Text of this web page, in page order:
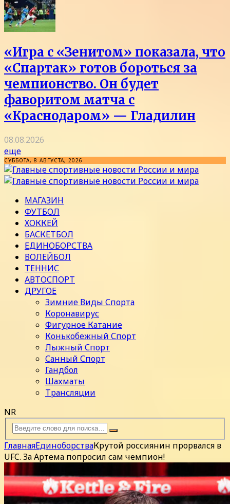
«Игра с «Зенитом» показала, что
«Спартак» готов бороться за
чемпионство. Он будет
фаворитом матча с
«Краснодаром» — Гладилин
08.08.2026
еще
СУББОТА, 8 АВГУСТА, 2026
МАГАЗИН
ФУТБОЛ
ХОККЕЙ
БАСКЕТБОЛ
ЕДИНОБОРСТВА
ВОЛЕЙБОЛ
ТЕННИС
АВТОСПОРТ
ДРУГОЕ
Зимние Виды Спорта
Коронавирус
Фигурное Катание
Конькобежный Спорт
Лыжный Спорт
Санный Спорт
Гандбол
Шахматы
Трансляции
NR
ГлавнаяЕдиноборстваКрутой россиянин прорвался в
UFC. За Артема попросил сам чемпион!